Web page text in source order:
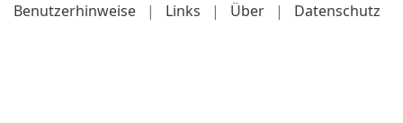
Benutzerhinweise
| Links | Über | Datenschutz